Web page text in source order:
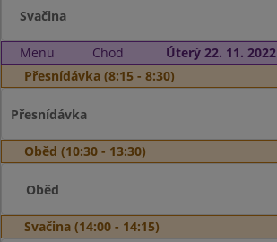
Svačina
Menu Chod
Úterý 22. 11. 2022
Přesnídávka (8:15 - 8:30)
Přesnídávka
Oběd (10:30 - 13:30)
Oběd
Svačina (14:00 - 14:15)